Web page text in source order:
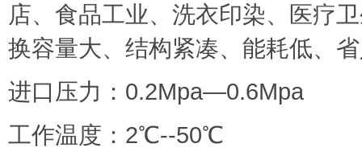
店、食品工业、洗衣印染、医疗
换容量大、结构紧凑、能耗低、
进口压力：0.2Mpa—0.6Mpa
工作温度：2℃--50℃